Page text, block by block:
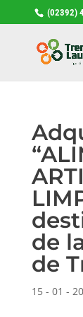
(02392)
de
de
15 - 01 -